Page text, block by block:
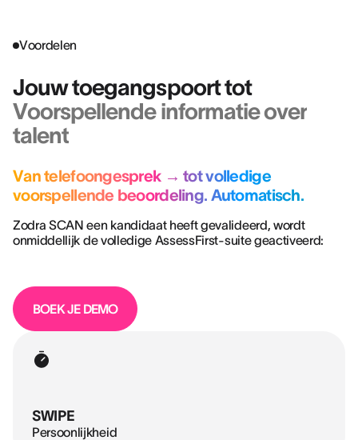
Voordelen
Jouw toegangspoort tot
Voorspellende informatie over
talent
Van telefoongesprek → tot volledige
voorspellende beoordeling. Automatisch.
Zodra SCAN een kandidaat heeft gevalideerd, wordt
onmiddellijk de volledige AssessFirst-suite geactiveerd:
BOEK JE DEMO
SWIPE
Persoonlijkheid